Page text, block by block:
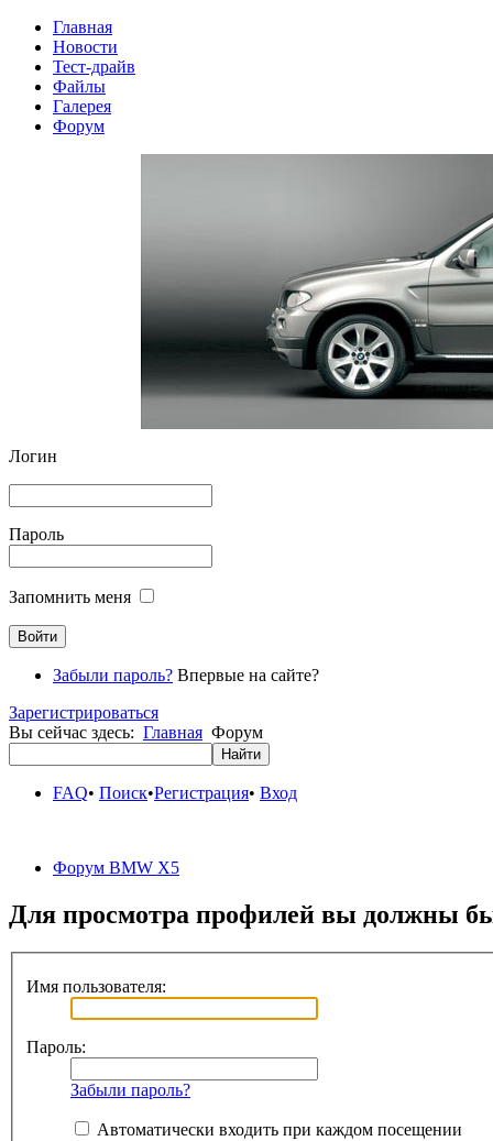
Главная
Новости
Тест-драйв
Файлы
Галерея
Форум
Логин
Пароль
Запомнить меня
Забыли пароль? Впервые на сайте?
Зарегистрироваться
Вы сейчас здесь: Главная Форум
FAQ• Поиск•Регистрация• Вход
Форум BMW X5
Для просмотра профилей вы должны
Имя пользователя:
Пароль:
Забыли пароль?
Автоматически входить при каждом посещении